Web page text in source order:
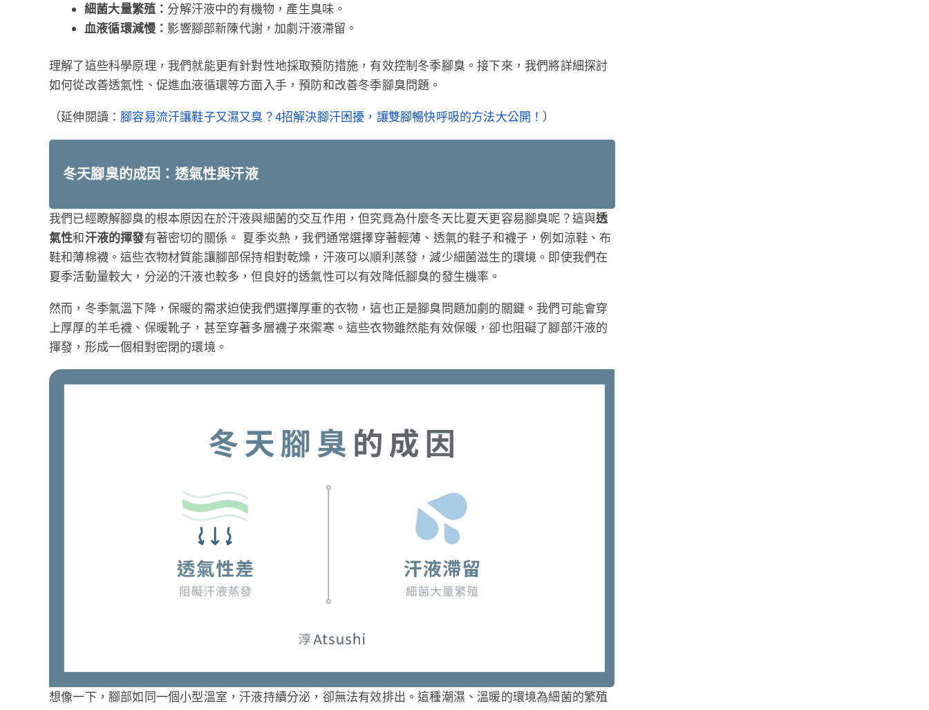
細菌大量繁殖：分解汗液中的有機物，產生臭味。
血液循環減慢： 影響腳部新陳代謝，加劇汗液滯留。
理解了這些科學原理，我們就能更有針對性地採取預防措施，有效控制冬季腳臭。接下來，我們將詳細探討
如何從改善透氣性、促進血液循環等方面入手，預防和改善冬季腳臭問題。
（延伸閱讀： 腳容易流汗讓鞋子又濕又臭？4招解決腳汗困擾，讓雙腳暢快呼吸的方法大公開！ ）
冬天腳臭的成因：透氣性與汗液
我們已經瞭解腳臭的根本原因在於汗液與細菌的交互作用，但究竟為什麼冬天比夏天更容易腳臭呢？這與透
氣性和汗液的揮發有著密切的關係。 夏季炎熱，我們通常選擇穿著輕薄、透氣的鞋子和襪子，例如涼鞋、布
鞋和薄棉襪。這些衣物材質能讓腳部保持相對乾燥，汗液可以順利蒸發，減少細菌滋生的環境。即使我們在
夏季活動量較大，分泌的汗液也較多，但良好的透氣性可以有效降低腳臭的發生機率。
然而，冬季氣溫下降，保暖的需求迫使我們選擇厚重的衣物，這也正是腳臭問題加劇的關鍵。我們可能會穿
上厚厚的羊毛襪、保暖靴子，甚至穿著多層襪子來禦寒。這些衣物雖然能有效保暖，卻也阻礙了腳部汗液的
揮發，形成一個相對密閉的環境。
想像一下，腳部如同一個小型溫室，汗液持續分泌，卻無法有效排出。這種潮濕、溫暖的環境為細菌的繁殖